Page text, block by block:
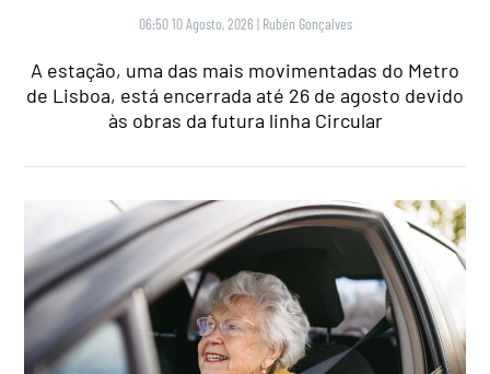
06:50 10 Agosto, 2026 | Rubén Gonçalves
A estação, uma das mais movimentadas do Metro
de Lisboa, está encerrada até 26 de agosto devido
às obras da futura linha Circular